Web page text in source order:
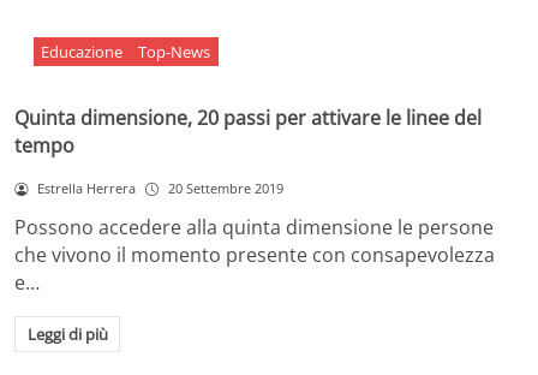
Educazione Top-News
Quinta dimensione, 20 passi per attivare le linee del
tempo
Estrella Herrera 20 Settembre 2019
Possono accedere alla quinta dimensione le persone
che vivono il momento presente con consapevolezza
e…
Leggi di più